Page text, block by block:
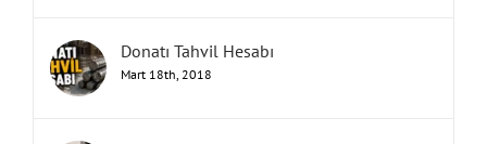
Donatı Tahvil Hesabı
Mart 18th, 2018